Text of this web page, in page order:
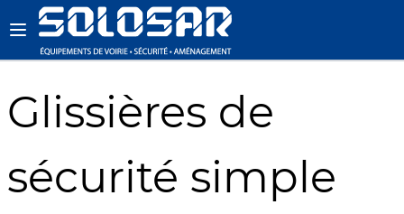
Glissières de
sécurité simple